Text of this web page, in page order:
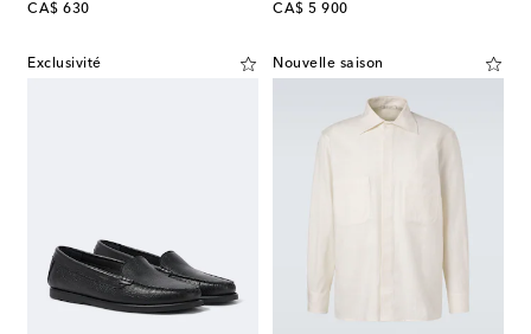
CA$ 630
original price
CA$ 5 900
original price
Exclusivité Nouvelle saison